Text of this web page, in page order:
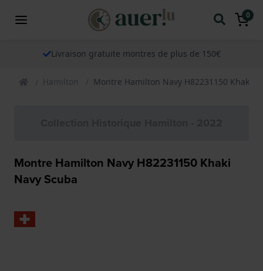
0
Livraison gratuite montres de plus de 150€
Hamilton Montre Hamilton Navy H82231150 Khaki
Montre Hamilton Navy H82231150 Khaki
Navy Scuba